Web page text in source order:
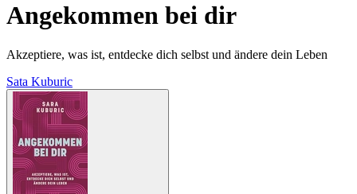
Angekommen bei dir
Akzeptiere, was ist, entdecke dich selbst und ändere dein Leben
Sata Kuburic